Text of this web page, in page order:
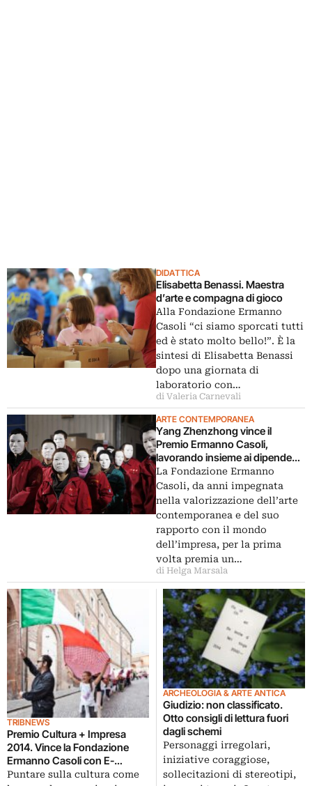
DIDATTICA
Elisabetta Benassi. Maestra
d’arte e compagna di gioco
Alla Fondazione Ermanno
Casoli “ci siamo sporcati tutti
ed è stato molto bello!”. È la
sintesi di Elisabetta Benassi
dopo una giornata di
laboratorio con…
di Valeria Carnevali
ARTE CONTEMPORANEA
Yang Zhenzhong vince il
Premio Ermanno Casoli,
lavorando insieme ai dipendenti
di Elica a Shanghai. Lo spazio di
lavoro diventa spazio del teatro
La Fondazione Ermanno
Casoli, da anni impegnata
nella valorizzazione dell’arte
contemporanea e del suo
rapporto con il mondo
dell’impresa, per la prima
volta premia un…
di Helga Marsala
TRIBNEWS
Premio Cultura + Impresa
2014. Vince la Fondazione
Ermanno Casoli con E-
Straordinario: fare formazione
Puntare sulla cultura come
ARCHEOLOGIA & ARTE ANTICA
Giudizio: non classificato.
Otto consigli di lettura fuori
dagli schemi
Personaggi irregolari,
iniziative coraggiose,
sollecitazioni di stereotipi,